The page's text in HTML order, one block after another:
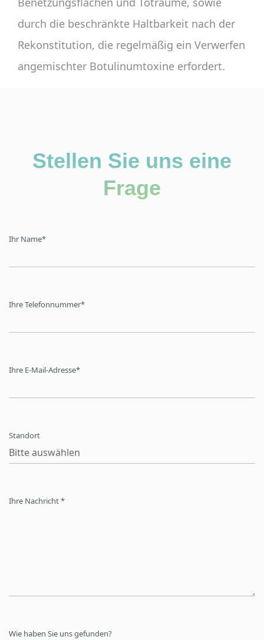
durch die beschränkte Haltbarkeit nach der
Rekonstitution, die regelmäßig ein Verwerfen
angemischter Botulinumtoxine erfordert.
Stellen Sie uns eine
Frage
Ihr Name*
Ihre Telefonnummer*
Ihre E-Mail-Adresse*
Standort
Ihre Nachricht *
Wie haben Sie uns gefunden?